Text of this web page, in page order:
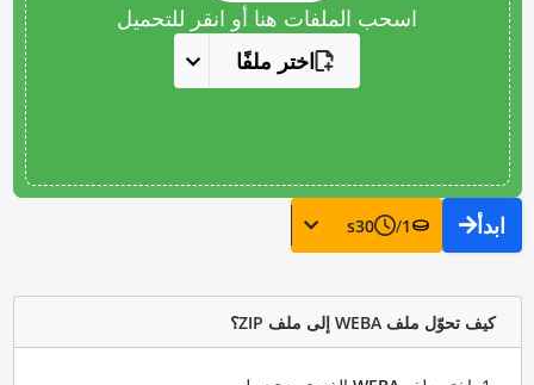
اسحب الملفات هنا أو انقر للتحميل
اختر ملفًا
ابدأ 1
/
30
s
كيف تحوّل ملف WEBA إلى ملف ZIP؟